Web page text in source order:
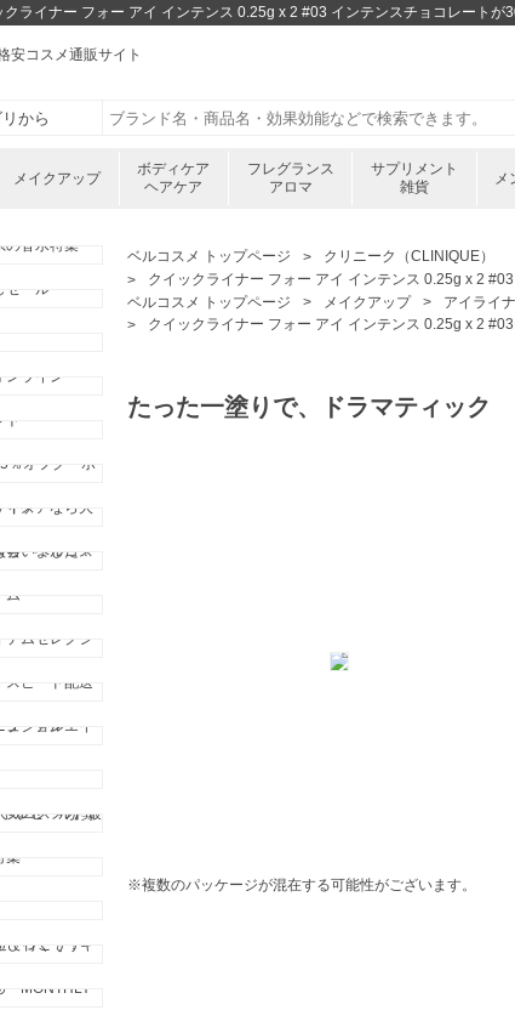
クライナー フォー アイ インテンス 0.25g x 2 #03 インテンスチョコレート
安コスメ通販サイト
メイクアップ
ボディケア
ヘアケア
フレグランス
アロマ
サプリメント
雑貨
メ
ベルコスメ トップページ
クリニーク（CLINIQUE）
クイックライナー フォー アイ インテンス 0.25g x 2
ベルコスメ トップページ
メイクアップ アイライ
クイックライナー フォー アイ インテンス 0.25g x 2
たった一塗りで、ドラマティック
※複数のパッケージが混在する可能性がございます。